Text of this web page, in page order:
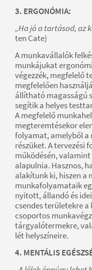
3. ERGONÓMIA:
„Ha jó a tartásod, az
ten Cate)
A munkavállalók
munkájukat
végezzék, megfelelő
megfelelően
állítható magasságú
segítik a helyes
A megfelelő
megteremtésekor
folyamat, amelyből a
részüket. A tervezési
működésén,
alapulnia. Hasznos,
alakítunk ki, hiszen a
munkafolyamataik
nyitott, állandó és
csendes területekre
csoportos
tárgyalótermekre,
lét helyszíneire.
4. MENTÁLIS